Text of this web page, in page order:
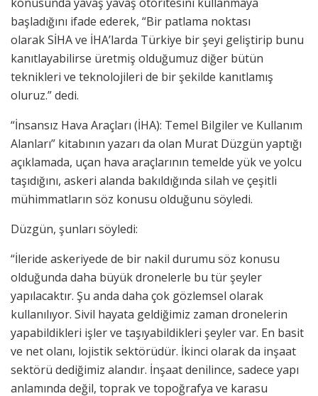
başladığını ifade ederek, “Bir patlama noktası
olarak SİHA ve İHA’larda Türkiye bir şeyi geliştirip bunu
kanıtlayabilirse üretmiş olduğumuz diğer bütün
teknikleri ve teknolojileri de bir şekilde kanıtlamış
oluruz.” dedi.
“İnsansız Hava Araçları (İHA): Temel Bilgiler ve Kullanım
Alanları” kitabının yazarı da olan Murat Düzgün yaptığı
açıklamada, uçan hava araçlarının temelde yük ve yolcu
taşıdığını, askeri alanda bakıldığında silah ve çeşitli
mühimmatların söz konusu olduğunu söyledi.
Düzgün, şunları söyledi:
“İleride askeriyede de bir nakil durumu söz konusu
olduğunda daha büyük dronelerle bu tür şeyler
yapılacaktır. Şu anda daha çok gözlemsel olarak
kullanılıyor. Sivil hayata geldiğimiz zaman dronelerin
yapabildikleri işler ve taşıyabildikleri şeyler var. En basit
ve net olanı, lojistik sektörüdür. İkinci olarak da inşaat
sektörü dediğimiz alandır. İnşaat denilince, sadece yapı
anlamında değil, toprak ve topoğrafya ve karasu